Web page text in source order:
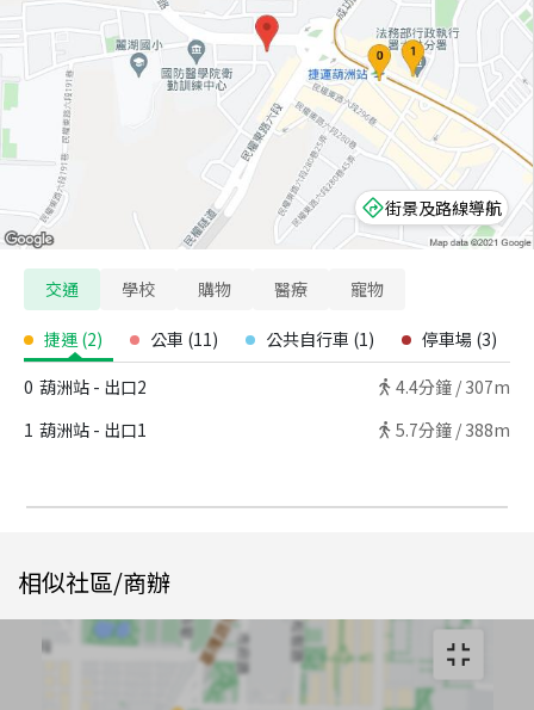
街景及路線導航
交通 學校 購物 醫療 寵物
捷運 (2) 公車 (11) 公共自行車 (1) 停車場 (3)
0 葫洲站 - 出口2 4.4分鐘 / 307m
1 葫洲站 - 出口1 5.7分鐘 / 388m
相似社區/商辦